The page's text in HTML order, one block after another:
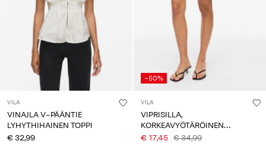
VILA
VINAJLA V-PÄÄNTIE
LYHYTHIHAINEN TOPPI
€ 32,99
-50%
VILA
VIPRISILLA,
KORKEAVYÖTÄRÖINEN
BERMUDA-SHORTSIT
€ 17,45 € 34,99